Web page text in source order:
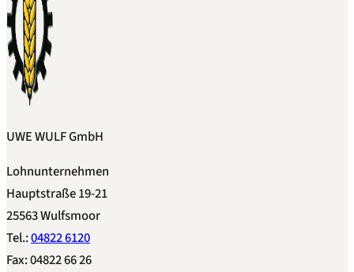
UWE WULF GmbH
Lohnunternehmen
Hauptstraße 19-21
25563 Wulfsmoor
Tel.:04822 6120
Fax: 04822 66 26